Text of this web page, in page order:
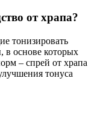
от храпа?
тонизировать
основе которых
– спрей от храпа
тонуса